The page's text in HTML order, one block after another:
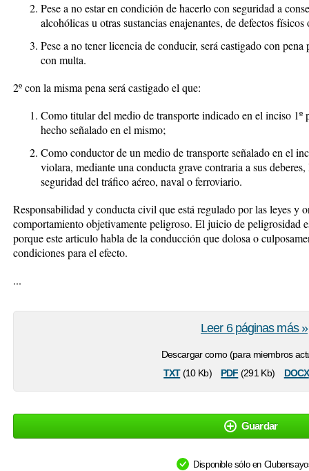
Pese a no estar en condición de hacerlo con seguridad a
alcohólicas u otras sustancias enajenantes, de defectos
Pese a no tener licencia de conducir, será castigado con
con multa.
2º con la misma pena será castigado el que:
Como titular del medio de transporte indicado en el inciso
hecho señalado en el mismo;
Como conductor de un medio de transporte señalado en el
violara, mediante una conducta grave contraria a sus
seguridad del tráfico aéreo, naval o ferroviario.
Responsabilidad y conducta civil que está regulado por las leyes y
comportamiento objetivamente peligroso. El juicio de peligrosidad
porque este articulo habla de la conducción que dolosa o
condiciones para el efecto.
...
Descargar como (para miembros
txt(10 Kb) pdf (291 Kb) docx
Leer 6 páginas más »
Guardar
Disponible sólo en